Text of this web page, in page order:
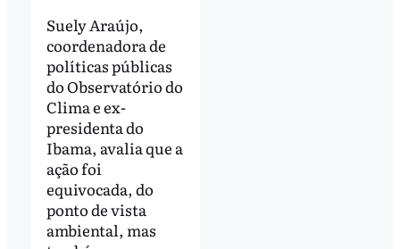
Suely Araújo,
coordenadora de
políticas públicas
do Observatório do
Clima e ex-
presidenta do
Ibama, avalia que a
ação foi
equivocada, do
ponto de vista
ambiental, mas